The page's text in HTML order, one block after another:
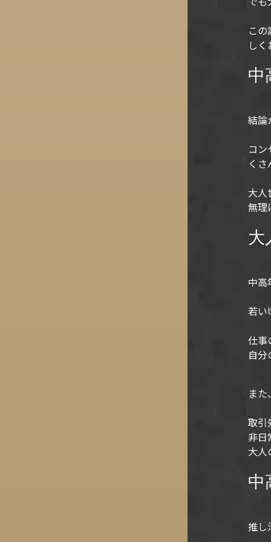
こ
し
中
結論
コ
く
大人
無理
大
中高
若い
仕事
自
ま
取引
非日
大人
中
推し